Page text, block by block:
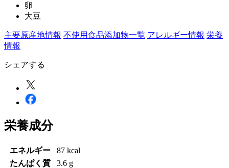
卵
大豆
主要原産地情報 不使用食品添加物一覧 アレルギー情報 栄養
情報
シェアする
栄養成分
エネルギー
87 kcal
たんぱく質
3.6 g